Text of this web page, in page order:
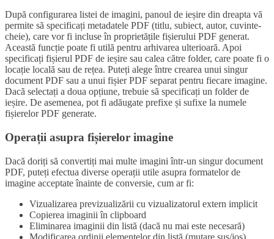
După configurarea listei de imagini, panoul de ieșire din dreapta vă
permite să specificați metadatele PDF (titlu, subiect, autor, cuvinte-
cheie), care vor fi incluse în proprietățile fișierului PDF generat.
Această funcție poate fi utilă pentru arhivarea ulterioară. Apoi
specificați fișierul PDF de ieșire sau calea către folder, care poate fi o
locație locală sau de rețea. Puteți alege între crearea unui singur
document PDF sau a unui fișier PDF separat pentru fiecare imagine.
Dacă selectați a doua opțiune, trebuie să specificați un folder de
ieșire. De asemenea, pot fi adăugate prefixe și sufixe la numele
fișierelor PDF generate.
Operații asupra fișierelor imagine
Dacă doriți să convertiți mai multe imagini într-un singur document
PDF, puteți efectua diverse operații utile asupra formatelor de
imagine acceptate înainte de conversie, cum ar fi:
Vizualizarea previzualizării cu vizualizatorul extern implicit
Copierea imaginii în clipboard
Eliminarea imaginii din listă (dacă nu mai este necesară)
Modificarea ordinii elementelor din listă (mutare sus/jos)